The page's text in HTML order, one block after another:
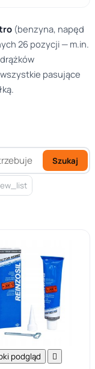
(benzyna, napęd
26 pozycji — m.in.
pasujące
Szukaj
podgląd 